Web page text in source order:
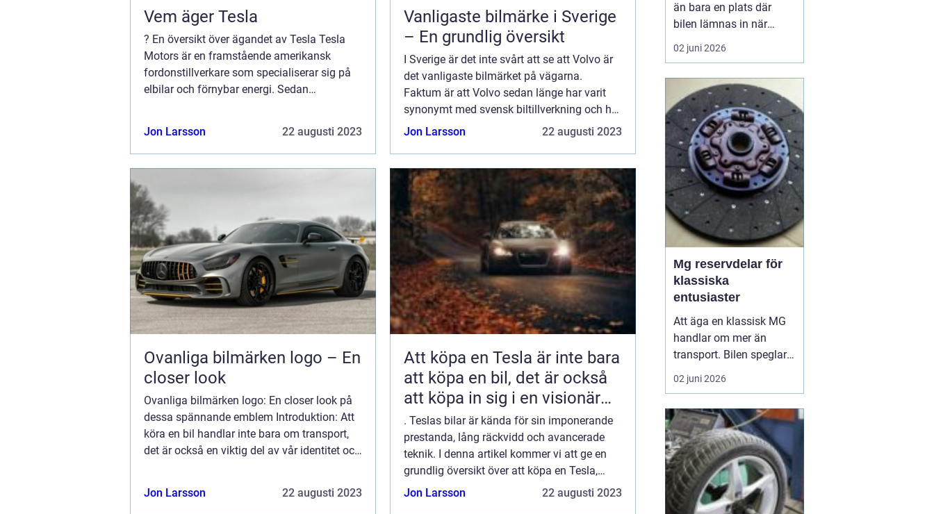
Vem äger Tesla
? En översikt över ägandet av Tesla Tesla
Motors är en framstående amerikansk
fordonstillverkare som specialiserar sig på
elbilar och förnybar energi. Sedan
revolut...
Jon Larsson 22 augusti 2023
Vanligaste bilmärke i Sverige
– En grundlig översikt
I Sverige är det inte svårt att se att Volvo är
det vanligaste bilmärket på vägarna.
Faktum är att Volvo sedan länge har varit
synonymt med svensk biltillverkning och har
en lång historia av att tillverka pålitliga och
Jon Larsson 22 augusti 2023
Ovanliga bilmärken logo – En
closer look
Ovanliga bilmärken logo: En closer look på
dessa spännande emblem Introduktion: Att
köra en bil handlar inte bara om transport,
det är också en viktig del av vår identitet och
Jon Larsson 22 augusti 2023
Att köpa en Tesla är inte bara
att köpa en bil, det är också
att köpa in sig i en visionär
och progressiv framtid
. Teslas bilar är kända för sin imponerande
prestanda, lång räckvidd och avancerade
teknik. I denna artikel kommer vi att ge en
grundlig översikt över att köpa en Tesla,
inklusive olika modeller, popularitet och
Jon Larsson 22 augusti 2023
än bara en plats där
bilen lämnas in när
något går sönder. För
många bilägare i Skåne
verkstad om trygghet,
vardagslogistik och i
längden också om
ekonomi. En bil som
servas regelbundet håller
längre, går sä...
02 juni 2026
Mg reservdelar för
klassiska
entusiaster
Att äga en klassisk MG
handlar om mer än
transport. Bilen speglar
ägarens intresse för
teknik, historia och
ska fortsätta leverera
rätt känsla krävs
omsorg, rätt kunskap
och tillgång till MG
reservdelar som
verkligen passar. ...
02 juni 2026